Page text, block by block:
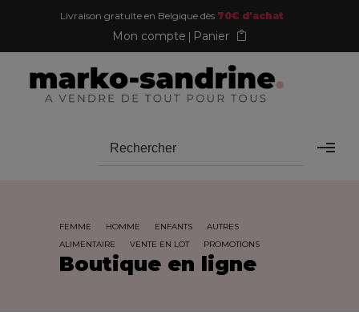
Livraison gratuite en Belgique dès 70€ d'achat
Mon compte Panier
FEMME HOMME ENFANTS
AUTRES
ALIMENTAIRE
VENTE EN LOT PROMOTIONS
Boutique en ligne